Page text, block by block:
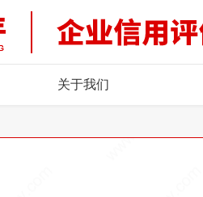
关于我们